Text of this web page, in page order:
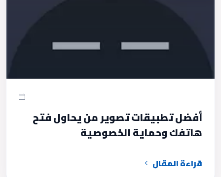
أفضل تطبيقات تصوير من يحاول فتح
هاتفك وحماية الخصوصية
قراءة المقال